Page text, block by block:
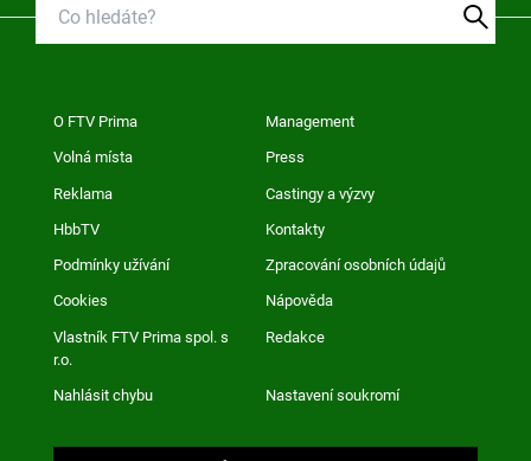
O FTV Prima Management
Volná místa Press
Reklama Castingy a výzvy
HbbTV Kontakty
Podmínky užívání Zpracování osobních údajů
Cookies Nápověda
Vlastník FTV Prima spol. s
r.o.
Redakce
Nahlásit chybu Nastavení soukromí